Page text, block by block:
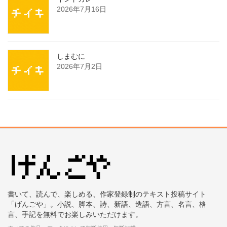
2026年7月16日
しまむに
2026年7月2日
書いて、読んで、楽しめる、作家登録制のテキスト投稿サイト
「げんごや」。小説、脚本、詩、新語、造語、方言、名言、格
言、手記を無料でお楽しみいただけます。